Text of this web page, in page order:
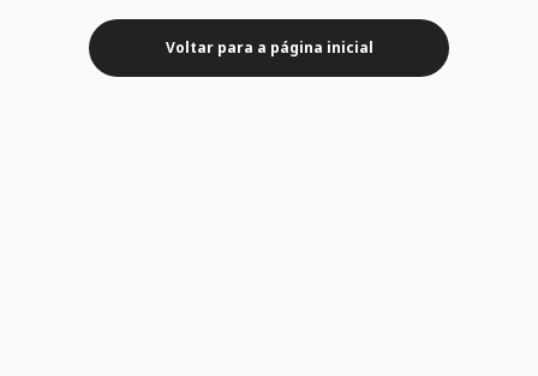
Voltar para a página inicial